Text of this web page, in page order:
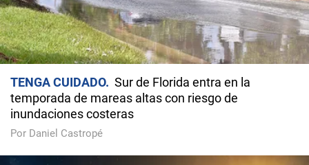
TENGA CUIDADO
Sur de Florida entra en la
temporada de mareas altas con riesgo de
inundaciones costeras
Por Daniel Castropé